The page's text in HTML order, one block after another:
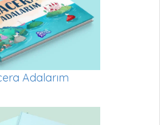
Adalarım